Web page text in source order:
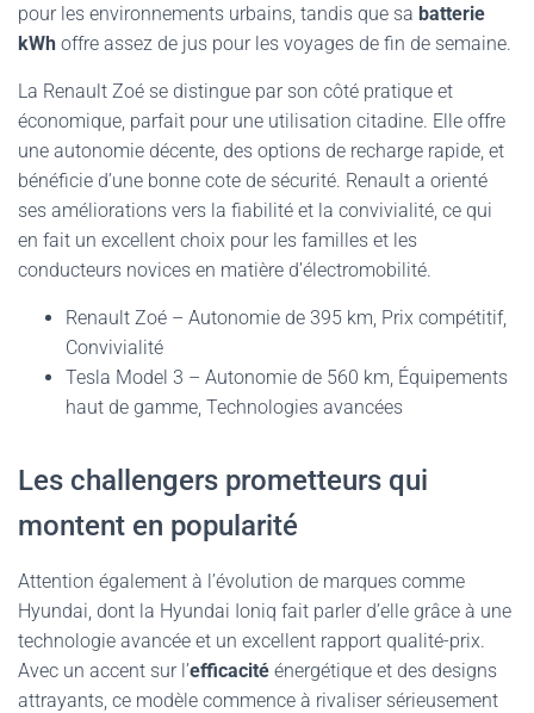
pour les environnements urbains, tandis que sa batterie
kWh offre assez de jus pour les voyages de fin de semaine.
La Renault Zoé se distingue par son côté pratique et
économique, parfait pour une utilisation citadine. Elle offre
une autonomie décente, des options de recharge rapide, et
bénéficie d’une bonne cote de sécurité. Renault a orienté
ses améliorations vers la fiabilité et la convivialité, ce qui
en fait un excellent choix pour les familles et les
conducteurs novices en matière d’électromobilité.
Renault Zoé – Autonomie de 395 km, Prix compétitif,
Convivialité
Tesla Model 3 – Autonomie de 560 km, Équipements
haut de gamme, Technologies avancées
Les challengers prometteurs qui
montent en popularité
Attention également à l’évolution de marques comme
Hyundai, dont la Hyundai Ioniq fait parler d’elle grâce à une
technologie avancée et un excellent rapport qualité-prix.
Avec un accent sur l’efficacité énergétique et des designs
attrayants, ce modèle commence à rivaliser sérieusement